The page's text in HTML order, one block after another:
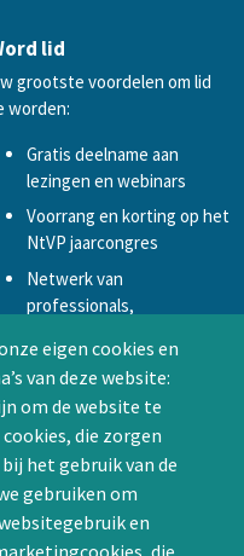
eigen cookies en
van deze website:
om de website te
die zorgen
het gebruik van de
gebruiken om
en
lid
grootste voordelen om lid
worden:
Gratis deelname aan
lezingen en webinars
Voorrang en korting op het
NtVP jaarcongres
Netwerk van
professionals,
samenwerken in een van
de Special Interest
Groepen (SIG’s) of zelf een
SIG initiëren
Word lid